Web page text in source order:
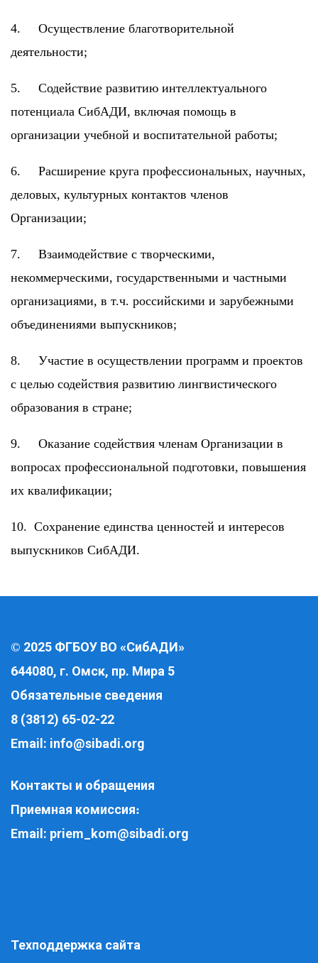
4. Осуществление благотворительной
деятельности;
5. Содействие развитию интеллектуального
потенциала СибАДИ, включая помощь в
организации учебной и воспитательной работы;
6. Расширение круга профессиональных, научных,
деловых, культурных контактов членов
Организации;
7. Взаимодействие с творческими,
некоммерческими, государственными и частными
организациями, в т.ч. российскими и зарубежными
объединениями выпускников;
8. Участие в осуществлении программ и проектов
с целью содействия развитию лингвистического
образования в стране;
9. Оказание содействия членам Организации в
вопросах профессиональной подготовки, повышения
их квалификации;
10. Сохранение единства ценностей и интересов
выпускников СибАДИ.
© 2025 ФГБОУ ВО «СибАДИ»
644080, г. Омск, пр. Мира 5
Обязательные сведения
8 (3812) 65-02-22
Email: info@sibadi.org
Контакты и обращения
Приемная комиссия:
Email: priem_kom@sibadi.org
Техподдержка сайта